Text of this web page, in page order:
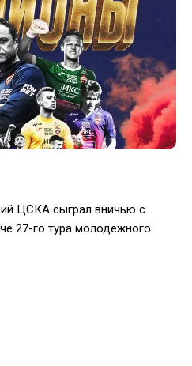
ЦСКА сыграл вничью с
27-го тура молодежного